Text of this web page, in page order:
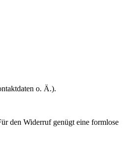
o. Ä.).
den Widerruf genügt eine formlose